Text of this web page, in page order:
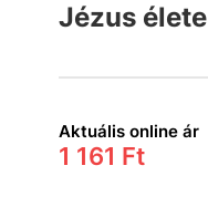
Jézus élete
Aktuális online ár
1 161 Ft